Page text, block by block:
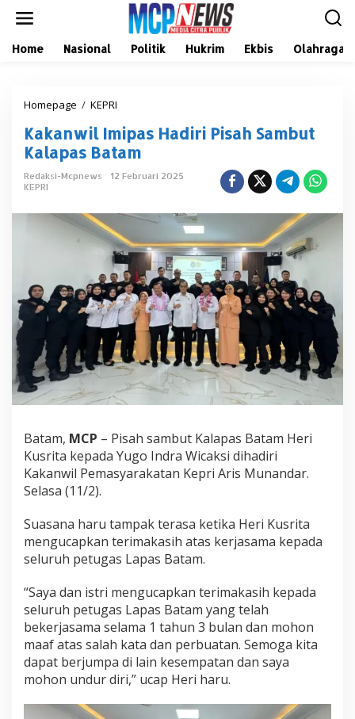
Home Nasional Politik Hukrim Ekbis Olahraga
Homepage / KEPRI
k
a
n
w
I
m
i
p
a
s
H
a
d
i
r
P
i
a
h
S
a
u
t
K
a
a
p
a
s
B
a
t
m
Kakanwil Imipas Hadiri Pisah Sambut
Kalapas Batam
Redaksi-Mcpnews
12 Februari 2025
KEPRI
Batam, MCP – Pisah sambut Kalapas Batam Heri
Kusrita kepada Yugo Indra Wicaksi dihadiri
Kakanwil Pemasyarakatan Kepri Aris Munandar.
Selasa (11/2).
Suasana haru tampak terasa ketika Heri Kusrita
mengucapkan terimakasih atas kerjasama kepada
seluruh petugas Lapas Batam.
“Saya dan istri mengucapkan terimakasih kepada
seluruh petugas Lapas Batam yang telah
bekerjasama selama 1 tahun 3 bulan dan mohon
maaf atas salah kata dan perbuatan. Semoga kita
dapat berjumpa di lain kesempatan dan saya
mohon undur diri,” ucap Heri haru.